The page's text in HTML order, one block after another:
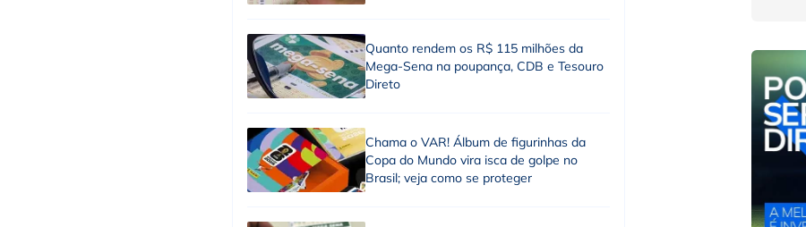
Quanto rendem os R$ 115 milhões da
Mega-Sena na poupança, CDB e Tesouro
Direto
Chama o VAR! Álbum de figurinhas da
Copa do Mundo vira isca de golpe no
Brasil; veja como se proteger